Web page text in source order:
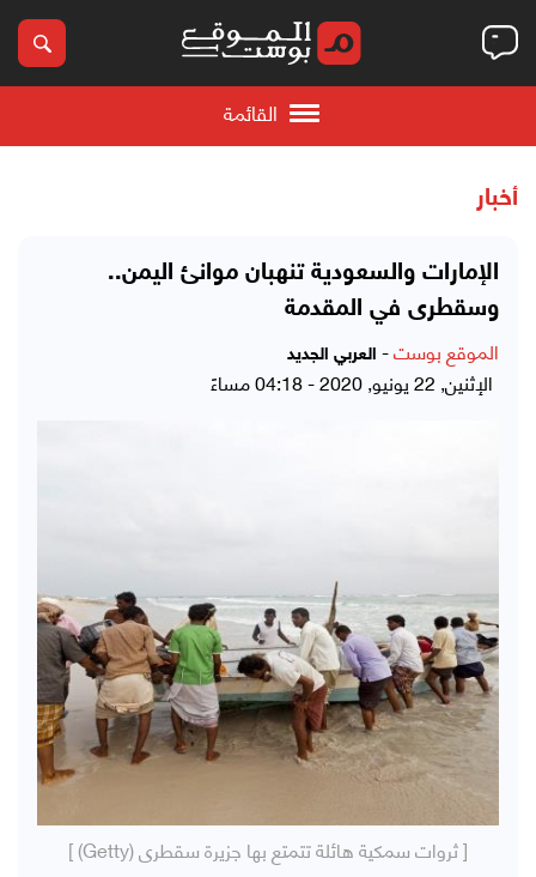
القائمة
أخبار
الإمارات والسعودية تنهبان موانئ اليمن..
وسقطرى في المقدمة
الموقع بوست- العربي الجديد
الإثنين, 22 يونيو, 2020 - 04:18 مساءً
[ ثروات سمكية هائلة تتمتع بها جزيرة سقطرى (Getty) ]